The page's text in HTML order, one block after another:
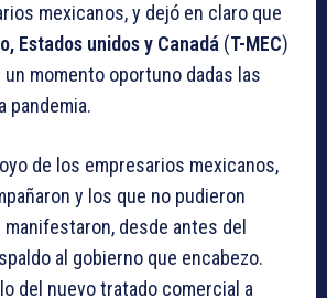
mexicanos, y dejó en claro que
Estados unidos y Canadá (T-MEC)
momento oportuno dadas las
pandemia.
de los empresarios mexicanos,
y los que no pudieron
desde antes del
al gobierno que encabezo.
del nuevo tratado comercial a